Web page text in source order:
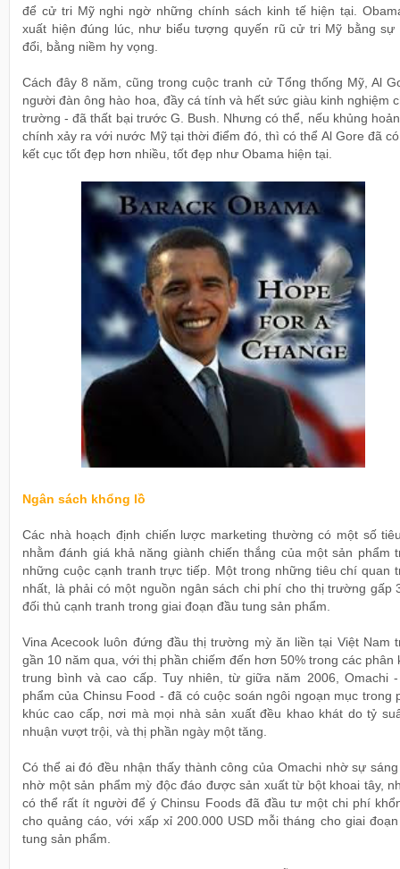
để cử tri Mỹ nghi ngờ những chính sách kinh tế hiện tại.
xuất hiện đúng lúc, như biểu tượng quyến rũ cử tri Mỹ bằng sự
đổi, bằng niềm hy vọng.
Cách đây 8 năm, cũng trong cuộc tranh cử Tổng thống Mỹ, Al
người đàn ông hào hoa, đầy cá tính và hết sức giàu kinh nghiệm
trường - đã thất bại trước G. Bush. Nhưng có thể, nếu khủng
chính xảy ra với nước Mỹ tại thời điểm đó, thì có thể Al Gore đã
kết cục tốt đẹp hơn nhiều, tốt đẹp như Obama hiện tại.
Ngân sách khổng lồ
Các nhà hoạch định chiến lược marketing thường có một số
nhằm đánh giá khả năng giành chiến thắng của một sản phẩm
những cuộc cạnh tranh trực tiếp. Một trong những tiêu chí quan
nhất, là phải có một nguồn ngân sách chi phí cho thị trường gấp
đối thủ cạnh tranh trong giai đoạn đầu tung sản phẩm.
Vina Acecook luôn đứng đầu thị trường mỳ ăn liền tại Việt Nam
gần 10 năm qua, với thị phần chiếm đến hơn 50% trong các phân
trung bình và cao cấp. Tuy nhiên, từ giữa năm 2006, Omachi
phẩm của Chinsu Food - đã có cuộc soán ngôi ngoạn mục trong
khúc cao cấp, nơi mà mọi nhà sản xuất đều khao khát do tỷ
nhuận vượt trội, và thị phần ngày một tăng.
Có thể ai đó đều nhận thấy thành công của Omachi nhờ sự
nhờ một sản phẩm mỳ độc đáo được sản xuất từ bột khoai tây,
có thể rất ít người để ý Chinsu Foods đã đầu tư một chi phí
cho quảng cáo, với xấp xỉ 200.000 USD mỗi tháng cho giai
tung sản phẩm.